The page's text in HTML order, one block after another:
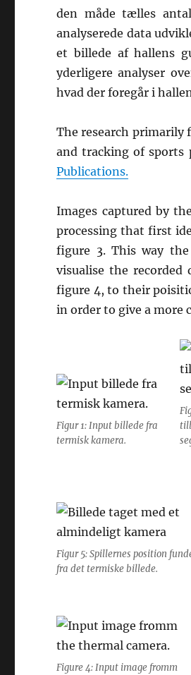
den måde tælles
analyserede data
et billede af hallens
yderligere analyser
hvad der foregår i
The research primarily
and tracking of sports
Publications.
Images captured by
processing that first
figure 3. This way
visualise the
figure 4, to their
in order to give a more
Figur 1: Input billede fra
termisk kamera.
Figur 5: Spillernes position
fra det termiske billede.
Figure 4: Input image fromm